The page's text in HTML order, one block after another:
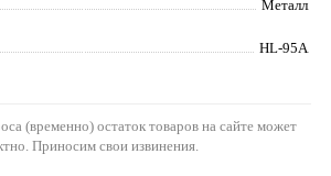
Металл
HL-95A
(временно) остаток товаров на сайте может
Приносим свои извинения.